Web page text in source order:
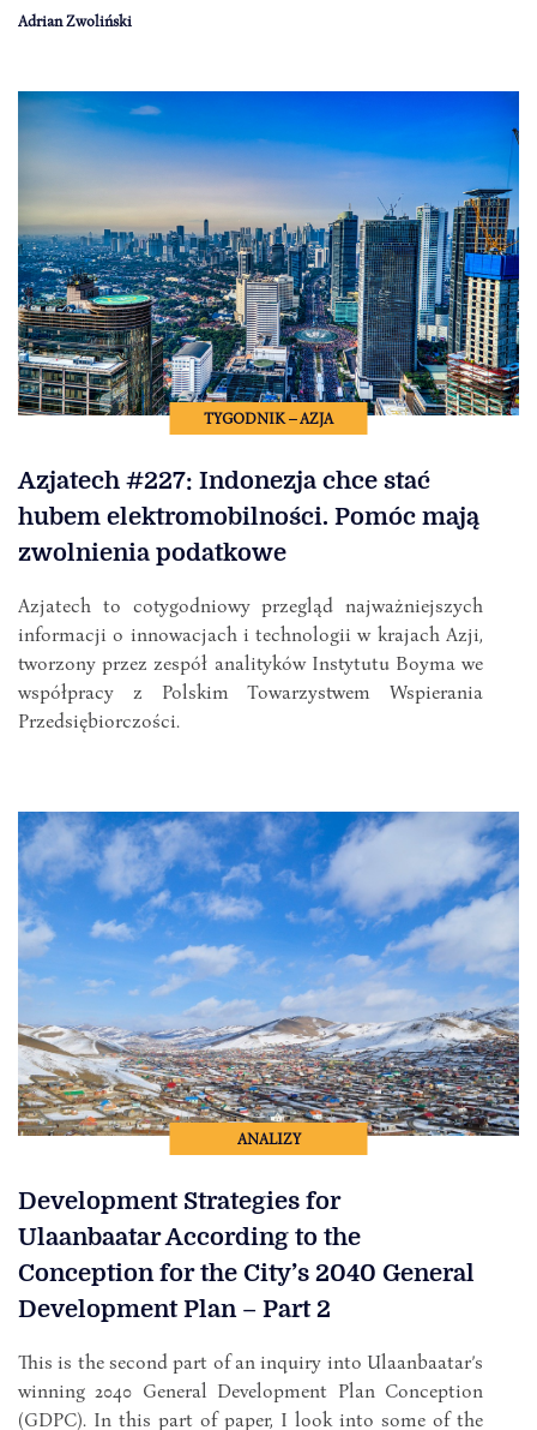
Adrian Zwoliński
TYGODNIK – AZJA
Azjatech #227: Indonezja chce stać
hubem elektromobilności. Pomóc mają
zwolnienia podatkowe
Azjatech to cotygodniowy przegląd najważniejszych
informacji o innowacjach i technologii w krajach Azji,
tworzony przez zespół analityków Instytutu Boyma we
współpracy z Polskim Towarzystwem Wspierania
Przedsiębiorczości.
ANALIZY
Development Strategies for
Ulaanbaatar According to the
Conception for the City’s 2040 General
Development Plan – Part 2
This is the second part of an inquiry into Ulaanbaatar’s
winning 2040 General Development Plan Conception
(GDPC). In this part of paper, I look into some of the